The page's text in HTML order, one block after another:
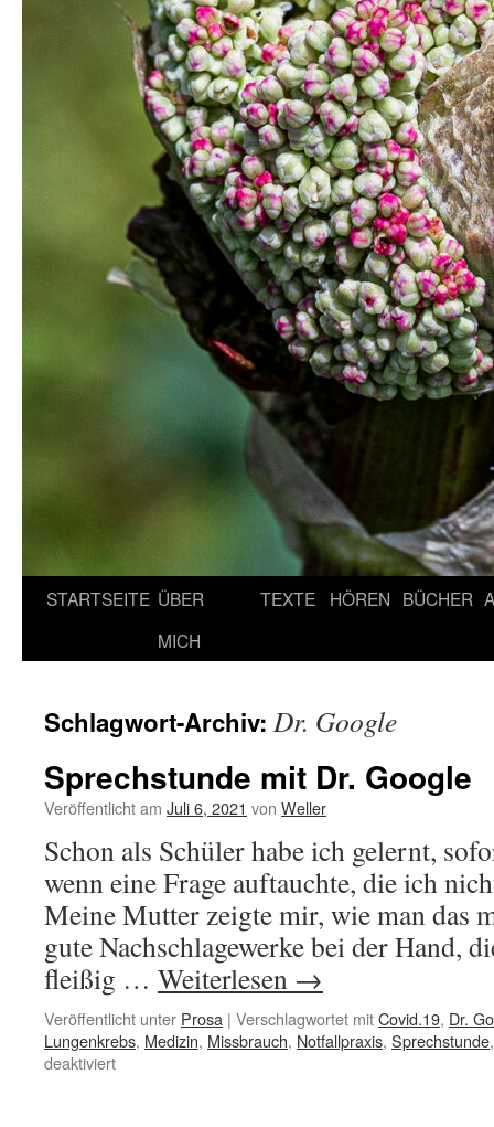
STARTSEITE ÜBER
MICH
TEXTE HÖREN BÜCHER
Schlagwort-Archiv: Dr. Google
Sprechstunde mit Dr. Google
Veröffentlicht am Juli 6, 2021 von Weller
Schon als Schüler habe ich gelernt,
wenn eine Frage auftauchte, die ich
Meine Mutter zeigte mir, wie man das
gute Nachschlagewerke bei der Hand,
fleißig … Weiterlesen →
Veröffentlicht unter Prosa | Verschlagwortet mitCovid.19, Dr.
Lungenkrebs, Medizin, Missbrauch, Notfallpraxis, Sprechstunde
deaktiviertfür